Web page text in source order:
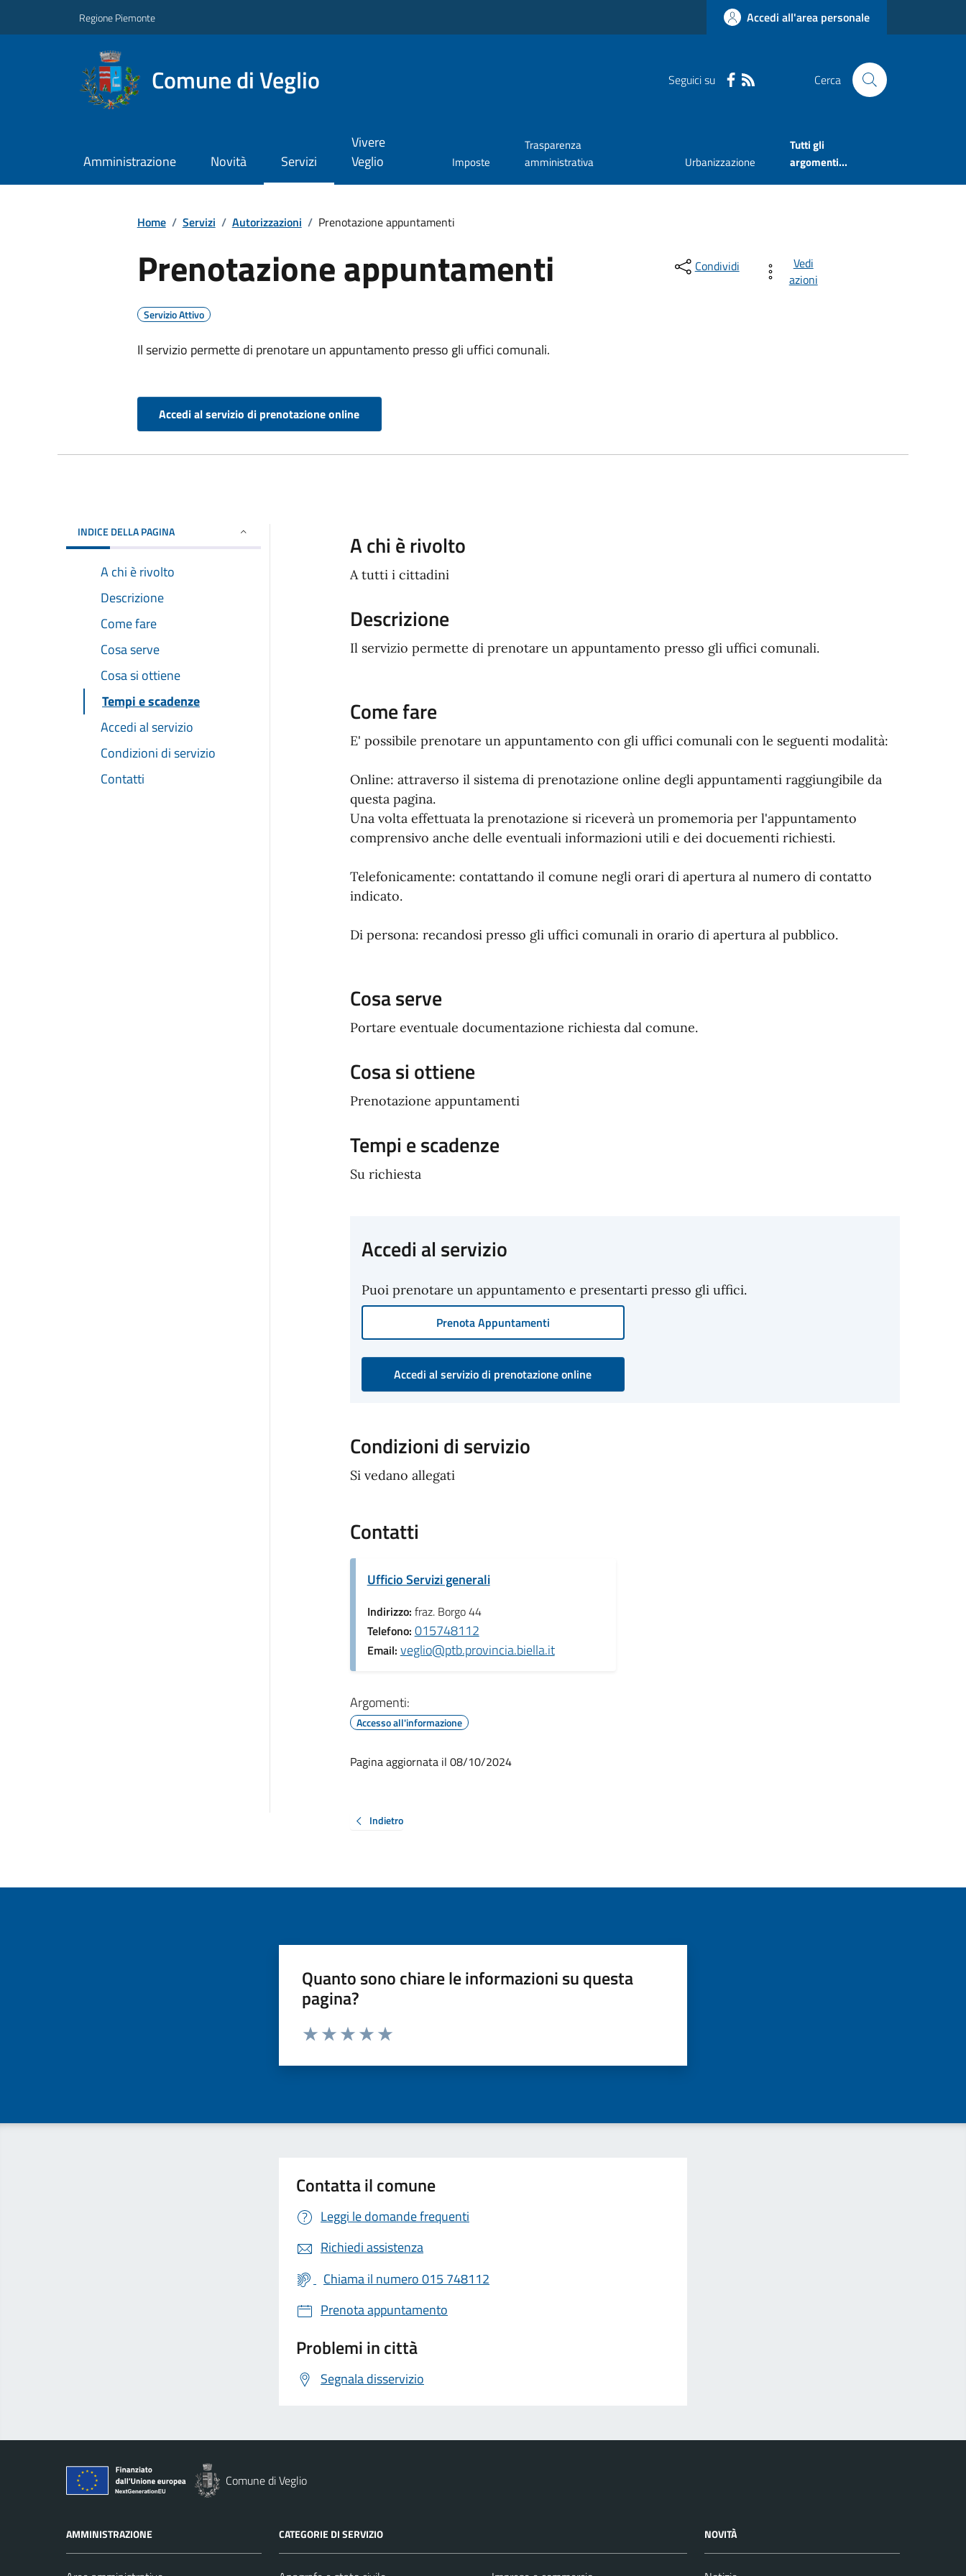
Regione Piemonte Accedi all'area personale
Comune di Veglio Seguici su Cerca
Amministrazione Novità Servizi
Vivere
Veglio
Imposte
Trasparenza
amministrativa
Urbanizzazione
Tutti gli
argomenti...
Home / Servizi / Autorizzazioni / Prenotazione appuntamenti
Prenotazione appuntamenti
Servizio Attivo
Il servizio permette di prenotare un appuntamento presso gli uffici comunali.
Accedi al servizio di prenotazione online
Condividi
Vedi
azioni
INDICE DELLA PAGINA
A chi è rivolto
Descrizione
Come fare
Cosa serve
Cosa si ottiene
Tempi e scadenze
Accedi al servizio
Condizioni di servizio
Contatti
A chi è rivolto
A tutti i cittadini
Descrizione
Il servizio permette di prenotare un appuntamento presso gli uffici comunali.
Come fare
E' possibile prenotare un appuntamento con gli uffici comunali con le seguenti modalità:
Online: attraverso il sistema di prenotazione online degli appuntamenti raggiungibile da
questa pagina.
Una volta effettuata la prenotazione si riceverà un promemoria per l'appuntamento
comprensivo anche delle eventuali informazioni utili e dei docuementi richiesti.
Telefonicamente: contattando il comune negli orari di apertura al numero di contatto
indicato.
Di persona: recandosi presso gli uffici comunali in orario di apertura al pubblico.
Cosa serve
Portare eventuale documentazione richiesta dal comune.
Cosa si ottiene
Prenotazione appuntamenti
Tempi e scadenze
Su richiesta
Accedi al servizio
Puoi prenotare un appuntamento e presentarti presso gli uffici.
Prenota Appuntamenti
Accedi al servizio di prenotazione online
Condizioni di servizio
Si vedano allegati
Contatti
Ufficio Servizi generali
Indirizzo: fraz. Borgo 44
Telefono: 015748112
Email: veglio@ptb.provincia.biella.it
Argomenti:
Accesso all'informazione
Pagina aggiornata il 08/10/2024
Indietro
Quanto sono chiare le informazioni su questa
pagina?
Valuta da 1 a 5 stelle la pagina
Contatta il comune
Leggi le domande frequenti
Richiedi assistenza
Chiama il numero 015 748112
Prenota appuntamento
Problemi in città
Segnala disservizio
Comune di Veglio
AMMINISTRAZIONE CATEGORIE DI SERVIZIO NOVITÀ